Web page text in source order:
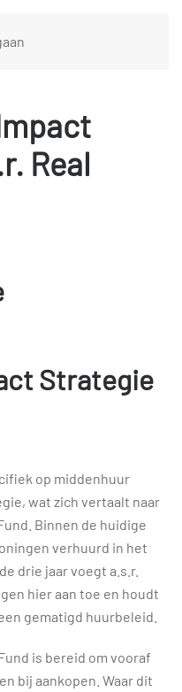
Real
Strategie
op middenhuur
wat zich vertaalt naar
Binnen de huidige
verhuurd in het
drie jaar voegt a.s.r.
hier aan toe en houdt
gematigd huurbeleid.
is bereid om vooraf
bij aankopen. Waar dit